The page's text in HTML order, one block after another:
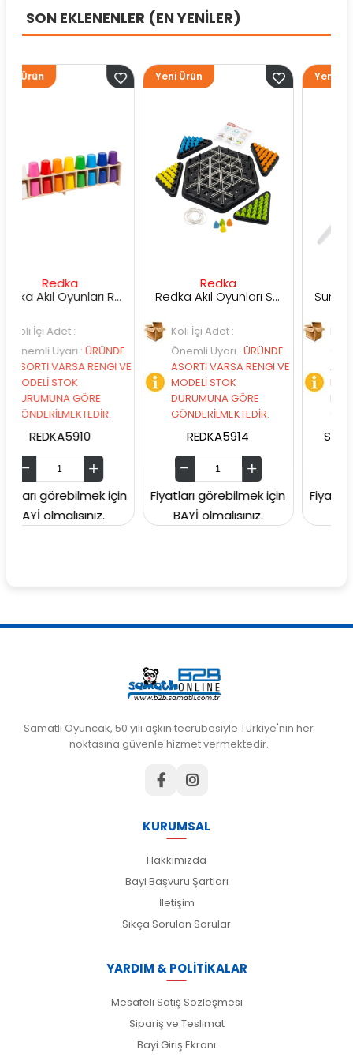
SON EKLENENLER (EN YENİLER)
Redka Akıl Oyunları Renk Dedektifi Oyunu
:ÜRÜNDE
RENGİ VE
GÖRE
için
Redka Akıl Oyunları Strateji Üçgeni Oyunu
Koli İçi Adet :
Önemli Uyarı:ÜRÜNDE
ASORTİ VARSA RENGİ VE
MODELİ STOK
DURUMUNA GÖRE
GÖNDERİLMEKTEDİR.
REDKA5914
Yeni Ürün
Fiyatları görebilmek için
BAYİ olmalısınız.
Koli İçi Adet :
Önemli Uyarı
ASORTİ VARSA
MODELİ STOK
DURUMUNA
Yeni Ürün
Fiyatları
BAYİ
Samatlı Oyuncak, 50 yılı aşkın tecrübesiyle Türkiye'nin her
noktasına güvenle hizmet vermektedir.
KURUMSAL
Hakkımızda
Bayi Başvuru Şartları
İletişim
Sıkça Sorulan Sorular
YARDIM & POLİTİKALAR
Mesafeli Satış Sözleşmesi
Sipariş ve Teslimat
Bayi Giriş Ekranı